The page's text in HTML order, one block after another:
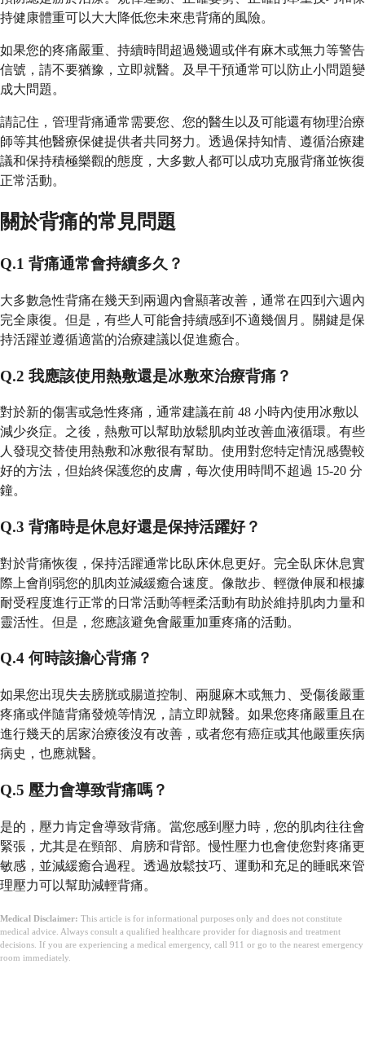
持健康體重可以大大降低您未來患背痛的風險。
如果您的疼痛嚴重、持續時間超過幾週或伴有麻木或無力等警告
信號，請不要猶豫，立即就醫。及早干預通常可以防止小問題變
成大問題。
請記住，管理背痛通常需要您、您的醫生以及可能還有物理治療
師等其他醫療保健提供者共同努力。透過保持知情、遵循治療建
議和保持積極樂觀的態度，大多數人都可以成功克服背痛並恢復
正常活動。
關於背痛的常見問題
Q.1 背痛通常會持續多久？
大多數急性背痛在幾天到兩週內會顯著改善，通常在四到六週內
完全康復。但是，有些人可能會持續感到不適幾個月。關鍵是保
持活躍並遵循適當的治療建議以促進癒合。
Q.2 我應該使用熱敷還是冰敷來治療背痛？
對於新的傷害或急性疼痛，通常建議在前 48 小時內使用冰敷以
減少炎症。之後，熱敷可以幫助放鬆肌肉並改善血液循環。有些
人發現交替使用熱敷和冰敷很有幫助。使用對您特定情況感覺較
好的方法，但始終保護您的皮膚，每次使用時間不超過 15-20 分
鐘。
Q.3 背痛時是休息好還是保持活躍好？
對於背痛恢復，保持活躍通常比臥床休息更好。完全臥床休息實
際上會削弱您的肌肉並減緩癒合速度。像散步、輕微伸展和根據
耐受程度進行正常的日常活動等輕柔活動有助於維持肌肉力量和
靈活性。但是，您應該避免會嚴重加重疼痛的活動。
Q.4 何時該擔心背痛？
如果您出現失去膀胱或腸道控制、兩腿麻木或無力、受傷後嚴重
疼痛或伴隨背痛發燒等情況，請立即就醫。如果您疼痛嚴重且在
進行幾天的居家治療後沒有改善，或者您有癌症或其他嚴重疾病
病史，也應就醫。
Q.5 壓力會導致背痛嗎？
是的，壓力肯定會導致背痛。當您感到壓力時，您的肌肉往往會
緊張，尤其是在頸部、肩膀和背部。慢性壓力也會使您對疼痛更
敏感，並減緩癒合過程。透過放鬆技巧、運動和充足的睡眠來管
理壓力可以幫助減輕背痛。
Medical Disclaimer: This article is for informational purposes only and does not constitute
medical advice. Always consult a qualified healthcare provider for diagnosis and treatment
decisions. If you are experiencing a medical emergency, call 911 or go to the nearest emergency
room immediately.